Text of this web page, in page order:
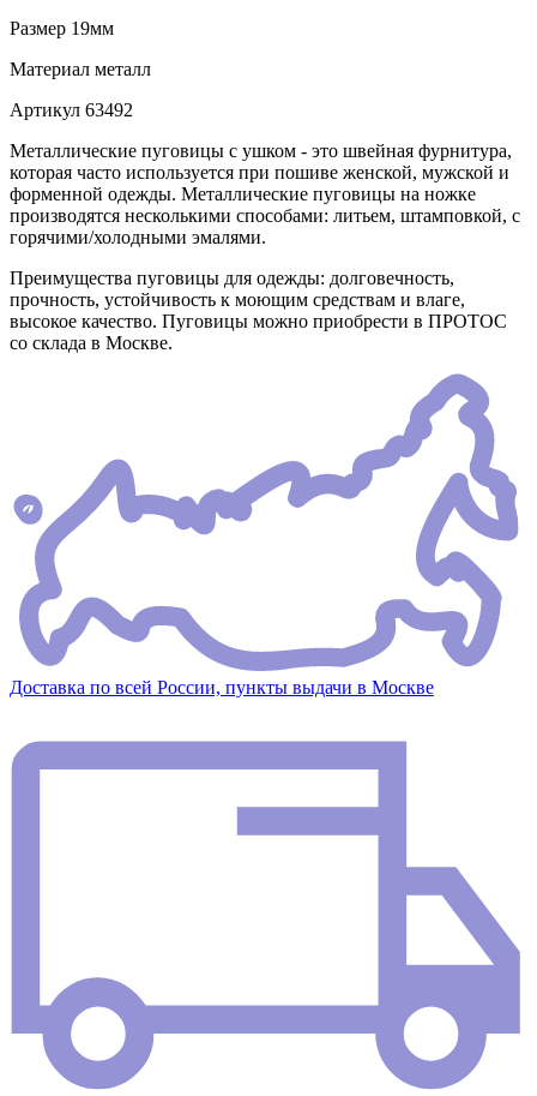
Размер 19мм
Материал металл
Артикул 63492
Металлические пуговицы с ушком - это швейная фурнитура,
которая часто используется при пошиве женской, мужской и
форменной одежды. Металлические пуговицы на ножке
производятся несколькими способами: литьем, штамповкой, с
горячими/холодными эмалями.
Преимущества пуговицы для одежды: долговечность,
прочность, устойчивость к моющим средствам и влаге,
высокое качество. Пуговицы можно приобрести в ПРОТОС
со склада в Москве.
Доставка по всей России, пункты выдачи в Москве